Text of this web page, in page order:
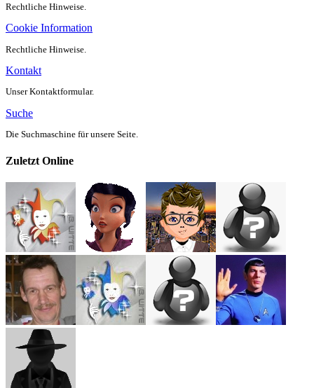
Rechtliche Hinweise.
Cookie Information
Rechtliche Hinweise.
Kontakt
Unser Kontaktformular.
Suche
Die Suchmaschine für unsere Seite.
Zuletzt Online